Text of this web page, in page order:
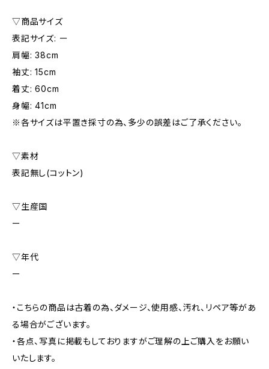
▽商品サイズ
表記サイズ: ー
肩幅: 38cm
袖丈: 15cm
着丈: 60cm
身幅: 41cm
※各サイズは平置き採寸の為、多少の誤差はご了承ください。
▽素材
表記無し(コットン)
▽生産国
ー
▽年代
ー
・こちらの商品は古着の為、ダメージ、使用感、汚れ、リペア等があ
る場合がございます。
・各点、写真に掲載もしておりますがご理解の上ご購入をお願い
いたします。